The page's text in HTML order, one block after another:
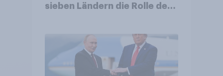
sieben Ländern die Rolle der
Bedrohungen und Bündnisse
bewerten